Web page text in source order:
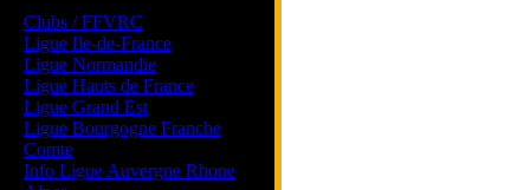
Clubs / FFVRC
Ligue Ile-de-France
Ligue Normandie
Ligue Hauts de France
Ligue Grand Est
Ligue Bourgogne Franche
Comte
Info Ligue Auvergne Rhone